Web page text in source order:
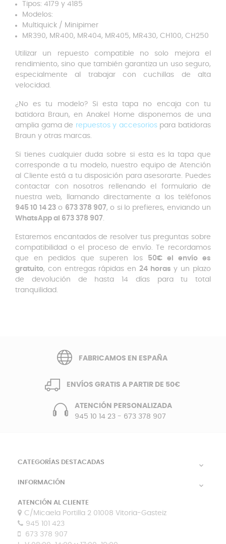
Tipos: 4179 y 4185
Modelos:
Multiquick / Minipimer
MR390, MR400, MR404, MR405, MR430, CH100, CH250
Utilizar un repuesto compatible no solo mejora el
rendimiento, sino que también garantiza un uso seguro,
especialmente al trabajar con cuchillas de alta
velocidad.
¿No es tu modelo? Si esta tapa no encaja con tu
batidora Braun, en Anakel Home disponemos de una
amplia gama de repuestos y accesoriospara batidoras
Braun y otras marcas.
Si tienes cualquier duda sobre si esta es la tapa que
corresponde a tu modelo, nuestro equipo de Atención
al Cliente está a tu disposición para asesorarte. Puedes
contactar con nosotros rellenando el formulario de
nuestra web, llamando directamente a los teléfonos
945 10 14 23o 673 378 907, o si lo prefieres, enviando un
WhatsApp al 673 378 907.
Estaremos encantados de resolver tus preguntas sobre
compatibilidad o el proceso de envío. Te recordamos
que en pedidos que superen los 50€ el envío es
gratuito, con entregas rápidas en 24 horas y un plazo
de devolución de hasta 14 días para tu total
tranquilidad.
FABRICAMOS EN ESPAÑA
ENVÍOS GRATIS A PARTIR DE 50€
ATENCIÓN PERSONALIZADA
945 10 14 23- 673 378 907
CATEGORÍAS DESTACADAS 
INFORMACIÓN 
ATENCIÓN AL CLIENTE
C/Micaela Portilla 2 01008 Vitoria-Gasteiz
945 101 423
673 378 907